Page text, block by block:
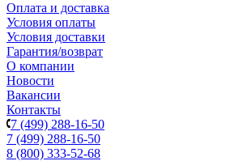
Оплата и доставка
Условия оплаты
Условия доставки
Гарантия/возврат
О компании
Новости
Вакансии
Контакты
7 (499) 288-16-50
7 (499) 288-16-50
8 (800) 333-52-68